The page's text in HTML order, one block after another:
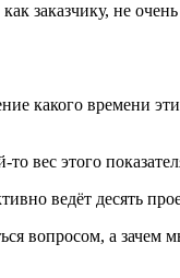
заказчику, не
времени
вес этого
ведёт десять
вопросом, а